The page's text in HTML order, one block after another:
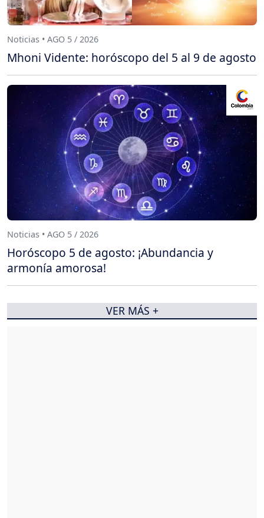
Noticias • AGO 5 / 2026
Mhoni Vidente: horóscopo del 5 al 9 de agosto
Noticias • AGO 5 / 2026
Horóscopo 5 de agosto: ¡Abundancia y
armonía amorosa!
VER MÁS +